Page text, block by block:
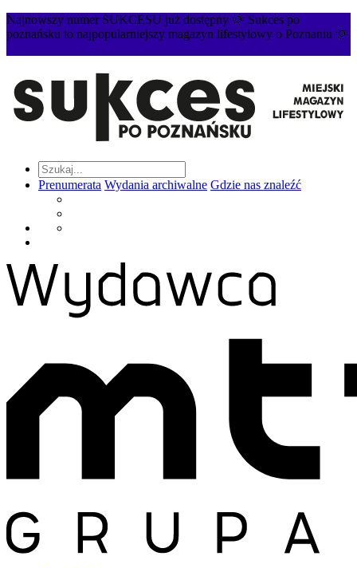
Najnowszy numer SUKCESU już dostępny 🌞 Sukces po
poznańsku to najpopularniejszy magazyn lifestylowy o Poznaniu 🌞
Prenumerata Wydania archiwalne Gdzie nas znaleźć